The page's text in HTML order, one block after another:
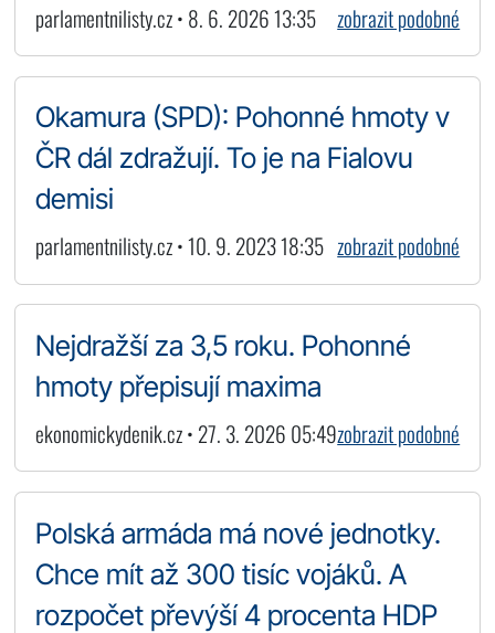
parlamentnilisty.cz • 8. 6. 2026 13:35 zobrazit podobné
Okamura (SPD): Pohonné hmoty v
ČR dál zdražují. To je na Fialovu
demisi
parlamentnilisty.cz • 10. 9. 2023 18:35 zobrazit podobné
Nejdražší za 3,5 roku. Pohonné
hmoty přepisují maxima
ekonomickydenik.cz • 27. 3. 2026 05:49zobrazit podobné
Polská armáda má nové jednotky.
Chce mít až 300 tisíc vojáků. A
rozpočet převýší 4 procenta HDP